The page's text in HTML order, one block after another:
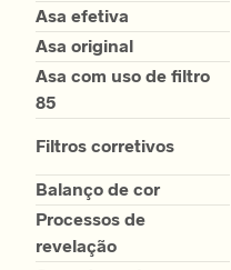
Asa efetiva
Asa original
Asa com uso de filtro
85
Filtros corretivos
Balanço de cor
Processos de
revelação